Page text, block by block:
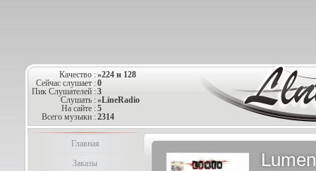
Качество :»224 и 128
Сейчас слушает :0
Пик Слушателей :3
Слушать :»LineRadio
На сайте :5
Всего музыки :2314
Главная
Заказы
Lumen